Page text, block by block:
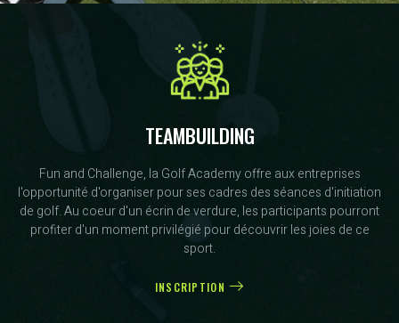
TEAMBUILDING
Fun and Challenge, la Golf Academy offre aux entreprises
l'opportunité d'organiser pour ses cadres des séances d'initiation
de golf. Au coeur d'un écrin de verdure, les participants pourront
profiter d'un moment privilégié pour découvrir les joies de ce
sport.
INSCRIPTION